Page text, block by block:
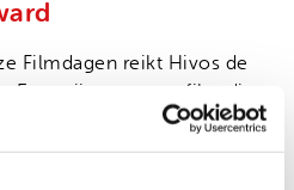
Filmdagen reikt Hivos de
Een prijs voor een film die
en zichtbaarheid in een land
diversiteit. Met de award